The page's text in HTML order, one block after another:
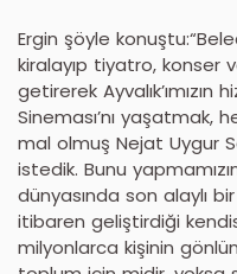
Ergin şöyle
kiralayıp tiyatro, konser
getirerek
Sineması’nı yaşatmak,
mal olmuş Nejat Uygur
istedik. Bunu
dünyasında son alaylı
itibaren geliştirdiği
milyonlarca kişinin